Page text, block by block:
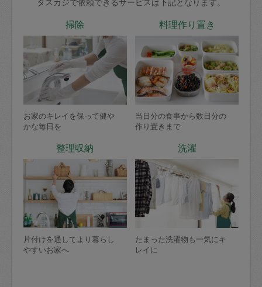
タスカジで依頼できるサービスは下記となります。
掃除
お家のキレイを保って健や
かな毎日を
料理作り置き
当日分の食事から数日分の
作り置きまで
整理収納
片付けを通してより暮らし
やすいお家へ
洗濯
たまった洗濯物も一気にキ
レイに